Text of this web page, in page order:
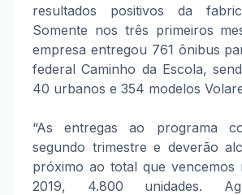
resultados positivos da
Somente nos três primeiros
empresa entregou 761 ônibus
federal Caminho da Escola,
40 urbanos e 354 modelos
“As entregas ao programa
segundo trimestre e deverão
próximo ao total que vencemos
2019, 4.800 unidades.